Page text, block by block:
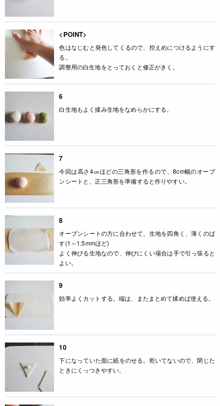
<POINT>
色はなじむと発色してくるので、控えめにつけるようにす
る。
調整用の白生地をとっておくと修正がきく。
6
白生地もよく揉み生地をなめらかにする。
7
今回は高さ4㎝ほどの三角形を作るので、8cm幅のオーブ
ンシートと、正三角形を準備すると作りやすい。
8
オーブンシートの方に合わせて、生地を四角く、薄くのば
す(1～1.5mmほど)
よく伸びる生地なので、伸びにくい場合は手で引っ張ると
よい。
9
効率よくカットする。端は、またまとめて揉めば使える。
10
下になっていた面に紙をのせる。乾いてないので、閉じた
ときにくっつきやすい。